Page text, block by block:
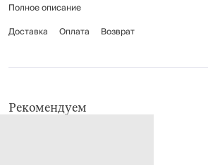
Рекомендации по уходу:
Полное описание
Доставка
Оплата Возврат
Рекомендуем